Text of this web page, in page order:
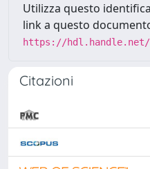
Utilizza questo
link a questo
https://hdl.handle.net/
Citazioni